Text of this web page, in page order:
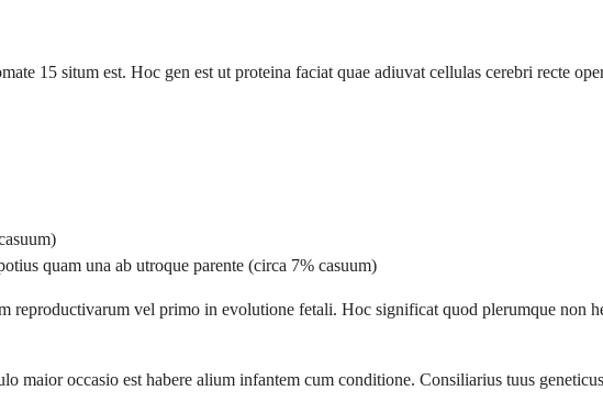
15 situm est. Hoc gen est ut proteina faciat quae adiuvat cellulas cerebri recte
quam una ab utroque parente (circa 7% casuum)
vel primo in evolutione fetali. Hoc significat quod plerumque non
maior occasio est habere alium infantem cum conditione. Consiliarius tuus